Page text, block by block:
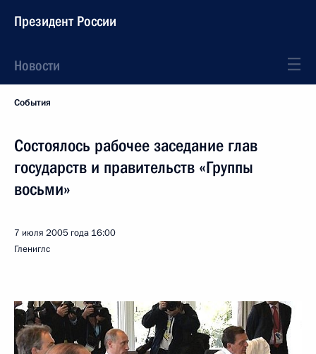
Президент России
Новости
События
Состоялось рабочее заседание глав
государств и правительств «Группы
восьми»
7 июля 2005 года 16:00
Глениглс